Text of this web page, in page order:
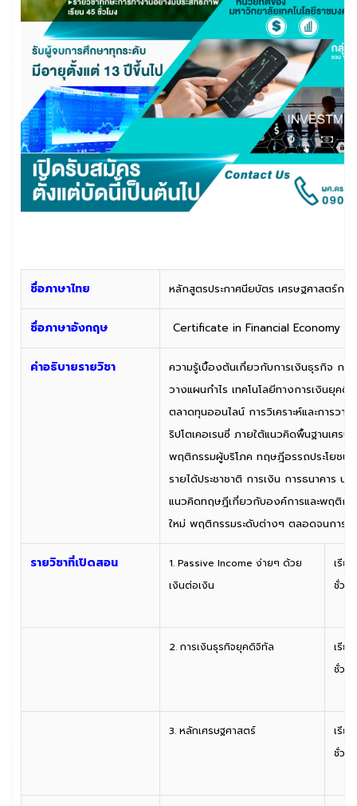
ชื่อภาษาไทย หลักสูตรประกาศนียบัตร เศรษฐศาสตร์ก
ชื่อภาษาอังกฤษ Certificate in Financial Economy
คำอธิบายรายวิชา
ความรู้เบื้องต้นเกี่ยวกับการเงินธุรกิจ กา
วางแผนกำไร เทคโนโลยีทางการเงินยุค
ตลาดทุนออนไลน์ การวิเคราะห์และการว
ริปโตเคอเรนซี่ ภายใต้แนวคิดพื้นฐานเศ
พฤติกรรมผู้บริโภค ทฤษฎีอรรถประโยชน์
รายได้ประชาชาติ การเงิน การธนาคาร น
แนวคิดทฤษฎีเกี่ยวกับองค์การและพฤติกร
ใหม่ พฤติกรรมระดับต่างๆ ตลอดจนการ
รายวิชาที่เปิดสอน
1. Passive Income ง่ายๆ ด้วย
เงินต่อเงิน
เรีย
ชั่ว
2. การเงินธุรกิจยุคดิจิทัล
เรีย
ชั่ว
3. หลักเศรษฐศาสตร์
เรีย
ชั่ว